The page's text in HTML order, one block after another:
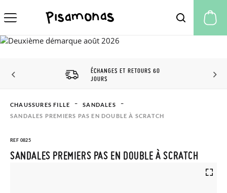
ÉCHANGES ET RETOURS 60
JOURS
CHAUSSURES FILLE
SANDALES
SANDALES PREMIERS PAS EN DOUBLE À SCRATCH
REF 0825
SANDALES PREMIERS PAS EN DOUBLE À SCRATCH